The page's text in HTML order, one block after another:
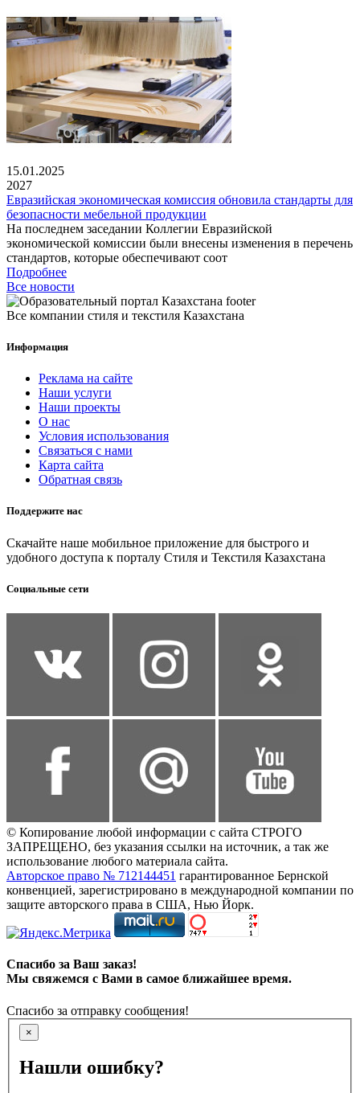
15.01.2025
2027
Евразийская экономическая комиссия обновила стандарты для
безопасности мебельной продукции
На последнем заседании Коллегии Евразийской
экономической комиссии были внесены изменения в перечень
стандартов, которые обеспечивают соот
Подробнее
Все новости
Все компании стиля и текстиля Казахстана
Информация
Реклама на сайте
Наши услуги
Наши проекты
О нас
Условия использования
Связаться с нами
Карта сайта
Обратная связь
Поддержите нас
Скачайте наше мобильное приложение для быстрого и
удобного доступа к порталу Стиля и Текстиля Казахстана
Социальные сети
© Копирование любой информации с сайта СТРОГО
ЗАПРЕЩЕНО, без указания ссылки на источник, а так же
использование любого материала сайта.
Авторское право № 712144451 гарантированное Бернской
конвенцией, зарегистрировано в международной компании по
защите авторского права в США, Нью Йорк.
Спасибо за Ваш заказ!
Мы свяжемся с Вами в самое ближайшее время.
Спасибо за отправку сообщения!
×
Нашли ошибку?